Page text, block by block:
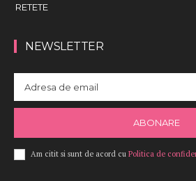
RETETE
NEWSLETTER
ABONARE
Am citit si sunt de acord cu Politica de